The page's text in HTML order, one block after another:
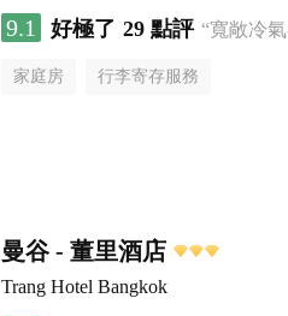
9.1 好極了 29 點評 “寬敞冷
家庭房 行李寄存服務
曼谷 - 董里酒店
Trang Hotel Bangkok